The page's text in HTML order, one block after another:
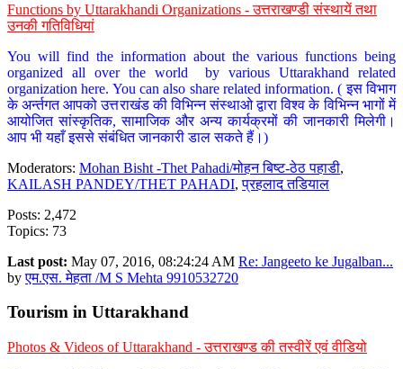
Functions by Uttarakhandi Organizations - उत्तराखण्डी संस्थायें तथा
उनकी गतिविधियां
You will find the information about the various functions being
organized all over the world by various Uttarakhand related
organization here. You can also share related information. ( इस विभाग
के अर्न्तगत आपको उत्तराखंड की विभिन्न संस्थाओ द्वारा विश्व के विभिन्न भागों में
आयोजित सांस्कृतिक, सामाजिक और अन्य कार्यक्रमों की जानकारी मिलेगी।
आप भी यहाँ इससे संबंधित जानकारी डाल सकते हैं।)
Moderators: Mohan Bisht -Thet Pahadi/मोहन बिष्ट-ठेठ पहाडी,
KAILASH PANDEY/THET PAHADI,प्रहलाद तडियाल
Posts: 2,472
Topics: 73
Last post: May 07, 2016, 08:24:24 AM Re: Jangeeto ke Jugalban...
byएम.एस. मेहता /M S Mehta 9910532720
Tourism in Uttarakhand
Photos & Videos of Uttarakhand - उत्तराखण्ड की तस्वीरें एवं वीडियो